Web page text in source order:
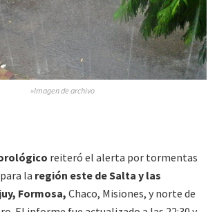
»Imagen de archivo
reiteró el alerta por tormentas
la región este de Salta y las
Formosa, Chaco, Misiones, y norte de